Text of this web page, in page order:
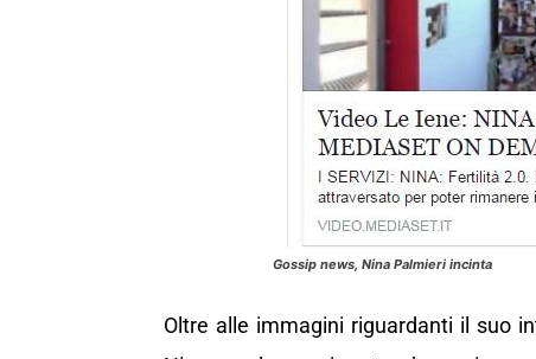
Gossip news, Nina Palmieri incinta
Oltre alle immagini riguardanti il suo